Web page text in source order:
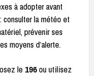
à adopter avant
la météo et
prévenir ses
moyens d’alerte.
le 196ou utilisez